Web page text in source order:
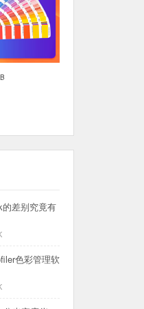
差别究竟有
色彩管理软